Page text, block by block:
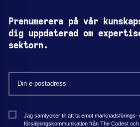
Prenumerera på vår
dig uppdaterad om
sektorn.
Jag samtycker till att ta emot marknadsförings-
försäljningskommunikation från The Codest och